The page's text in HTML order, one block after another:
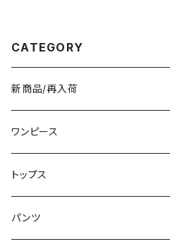
CATEGORY
新商品/再入荷
ワンピース
ミニ/ショート
ミディアム/ミモレ
トップス
Tシャツ/カットソー
パンツ